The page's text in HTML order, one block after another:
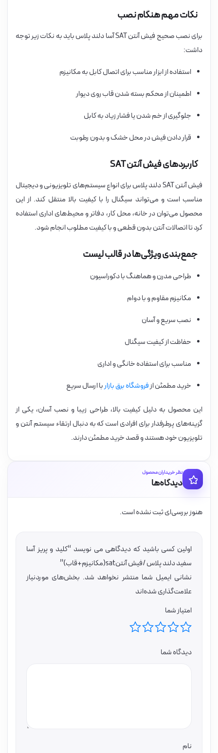
نکات مهم هنگام نصب
برای نصب صحیح فیش آنتن SAT آسا دلند پلاس باید به نکات زیر توجه
داشت:
استفاده از ابزار مناسب برای اتصال کابل به مکانیزم
اطمینان از محکم بسته شدن قاب روی دیوار
جلوگیری از خم شدن یا فشار زیاد به کابل
قرار دادن فیش در محل خشک و بدون رطوبت
کاربردهای فیش آنتن SAT
فیش آنتن SAT دلند پلاس برای انواع سیستم‌های تلویزیونی و دیجیتال
مناسب است و می‌تواند سیگنال را با کیفیت بالا منتقل کند. از این
محصول می‌توان در خانه، محل کار، دفاتر و محیط‌های اداری استفاده
کرد تا اتصالات آنتن بدون قطعی و با کیفیت مطلوب انجام شود.
جمع‌بندی ویژگی‌ها در قالب لیست
طراحی مدرن و هماهنگ با دکوراسیون
مکانیزم مقاوم و با دوام
نصب سریع و آسان
حفاظت از کیفیت سیگنال
مناسب برای استفاده خانگی و اداری
خرید مطمئن ازفروشگاه برق بازاربا ارسال سریع
این محصول به دلیل کیفیت بالا، طراحی زیبا و نصب آسان، یکی از
گزینه‌های پرطرفدار برای افرادی است که به دنبال ارتقاء سیستم آنتن و
تلویزیون خود هستند و قصد خرید مطمئن دارند.
نظر خریداران محصول
دیدگاه‌ها
هنوز بررسی‌ای ثبت نشده است.
اولین کسی باشید که دیدگاهی می نویسد “کلید و پریز آسا
سفید دلند پلاس /فیش آنتنsat(مکانیزم+قاب)”
نشانی ایمیل شما منتشر نخواهد شد. بخش‌های موردنیاز
علامت‌گذاری شده‌اند
امتیاز شما
دیدگاه شما
نام